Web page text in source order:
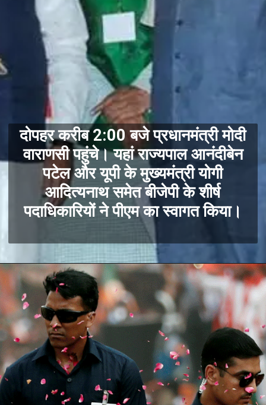
दोपहर करीब 2:00 बजे प्रधानमंत्री मोदी
वाराणसी पहुंचे। यहां राज्यपाल आनंदीबेन
पटेल और यूपी के मुख्यमंत्री योगी
आदित्यनाथ समेत बीजेपी के शीर्ष
पदाधिकारियों ने पीएम का स्वागत किया।